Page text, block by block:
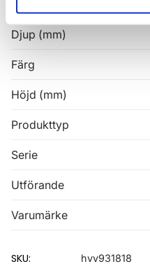
Djup (mm)
Färg
Höjd (mm)
Produkttyp
Serie
Utförande
Varumärke
SKU: hvv931818